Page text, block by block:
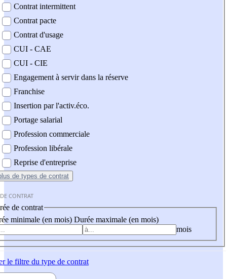
Contrat intermittent
Contrat pacte
Contrat d'usage
CUI - CAE
CUI - CIE
Engagement à servir dans la réserve
Franchise
Insertion par l'activ.éco.
Portage salarial
Profession commerciale
Profession libérale
Reprise d'entreprise
de types de contrat
CONTRAT
de contrat
minimale (en mois) Durée maximale (en mois)
mois
le filtre du type de contrat